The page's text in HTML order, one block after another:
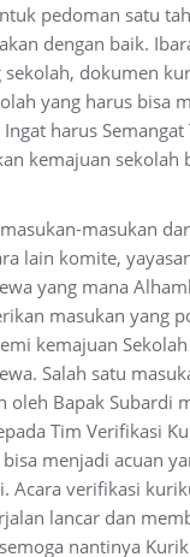
pedoman satu
dengan baik.
sekolah, dokumen
yang harus bisa
harus Semangat
kemajuan sekolah
masukan
lain komite,
yang mana
masukan yang
kemajuan Sekolah
Salah satu
oleh Bapak Subardi
Tim Verifikasi
menjadi acuan
Acara verifikasi
lancar dan
nantinya